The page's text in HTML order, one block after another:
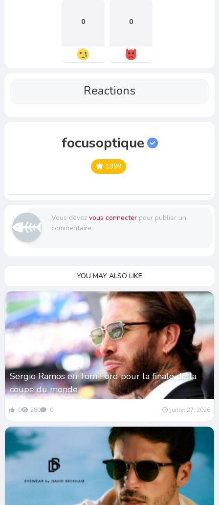
0 0
Reactions
focusoptique
1399
Vous devez vous connecterpour publier un
commentaire.
YOU MAY ALSO LIKE
Sergio Ramos en Tom Ford pour la finale de la
coupe du monde
0 280 0 juillet 27, 2026